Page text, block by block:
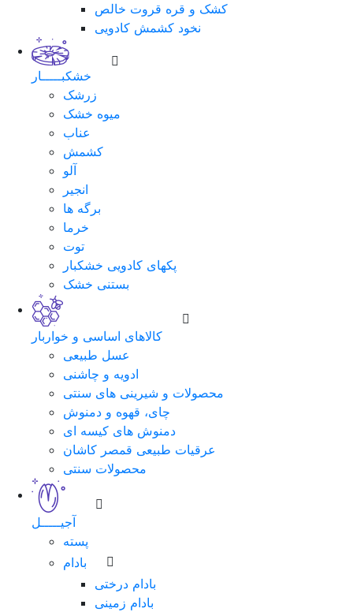
کشک و قره قروت خالص
نخود کشمش کادویی
خشکبـــــار
زرشک
میوه خشک
عناب
کشمش
آلو
انجیر
برگه ها
خرما
توت
پکهای کادویی خشکبار
بستنی خشک
کالاهای اساسی و خواربار
عسل طبیعی
ادویه و چاشنی
محصولات و شیرینی های سنتی
چای، قهوه و دمنوش
دمنوش های کیسه ای
عرقیات طبیعی قمصر کاشان
محصولات سنتی
آجیـــــل
پسته
بادام
بادام درختی
بادام زمینی